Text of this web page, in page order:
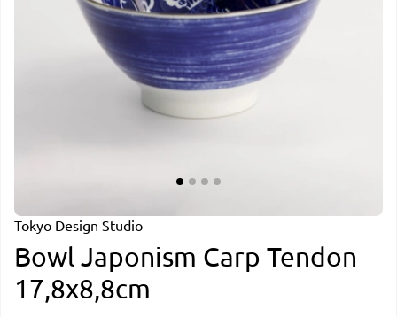
Tokyo Design Studio
Bowl Japonism Carp Tendon
17,8x8,8cm